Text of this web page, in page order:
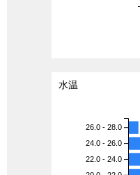
水温
26.0 - 28.0
24.0 - 26.0
22.0 - 24.0